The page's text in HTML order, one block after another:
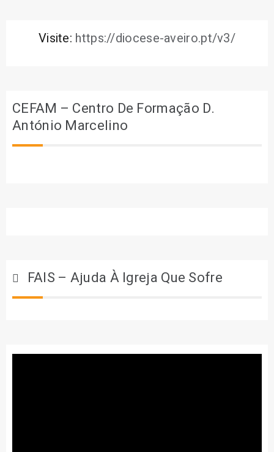
Visite: https://diocese-aveiro.pt/v3/
CEFAM – Centro De Formação D.
António Marcelino
FAIS – Ajuda À Igreja Que Sofre